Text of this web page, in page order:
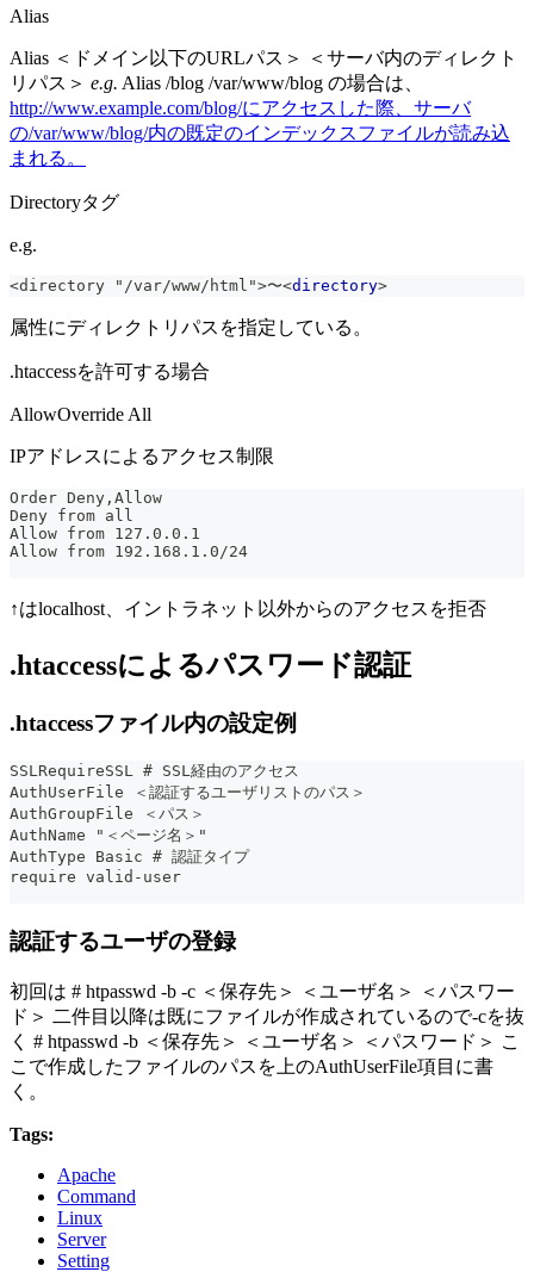
Alias
Alias ＜ドメイン以下のURLパス＞ ＜サーバ内のディレクト
リパス＞ e.g. Alias /blog /var/www/blog の場合は、
http://www.example.com/blog/にアクセスした際、サーバ
の/var/www/blog/内の既定のインデックスファイルが読み込
まれる。
Directoryタグ
e.g.
<directory "/var/www/html">〜<directory>
属性にディレクトリパスを指定している。
.htaccessを許可する場合
AllowOverride All
IPアドレスによるアクセス制限
Order Deny,Allow
Deny from all
Allow from 127.0.0.1
Allow from 192.168.1.0/24
↑はlocalhost、イントラネット以外からのアクセスを拒否
.htaccessによるパスワード認証
.htaccessファイル内の設定例
SSLRequireSSL # SSL経由のアクセス
AuthUserFile ＜認証するユーザリストのパス＞
AuthGroupFile ＜パス＞
AuthName "＜ページ名＞"
AuthType Basic # 認証タイプ
require valid-user
認証するユーザの登録
初回は # htpasswd -b -c ＜保存先＞ ＜ユーザ名＞ ＜パスワー
ド＞ 二件目以降は既にファイルが作成されているので-cを抜
く # htpasswd -b ＜保存先＞ ＜ユーザ名＞ ＜パスワード＞ こ
こで作成したファイルのパスを上のAuthUserFile項目に書
く。
Tags:
Apache
Command
Linux
Server
Setting